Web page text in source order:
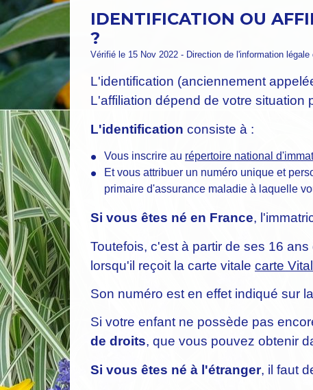
IDENTIFICATION OU
?
Vérifié le 15 Nov 2022 - Direction de l'information
L'identification (anciennement
L'affiliation dépend de votre situation
L'identification consiste à :
Vous inscrire au répertoire national
Et vous attribuer un numéro unique et
primaire d'assurance maladie à laquelle
Si vous êtes né en France,
Toutefois, c'est à partir de ses 16
lorsqu'il reçoit la carte vitale carte
Son numéro est en effet indiqué sur
Si votre enfant ne possède pas
de droits, que vous pouvez obtenir
Si vous êtes né à l'étranger, il faut